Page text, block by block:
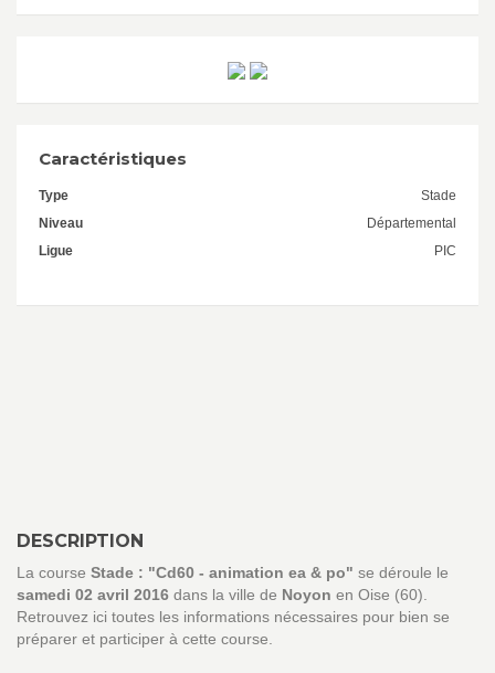
Caractéristiques
Type
Stade
Niveau
Départemental
Ligue
PIC
DESCRIPTION
La course Stade : "Cd60 - animation ea & po" se déroule le
samedi 02 avril 2016 dans la ville de Noyon en Oise (60).
Retrouvez ici toutes les informations nécessaires pour bien se
préparer et participer à cette course.